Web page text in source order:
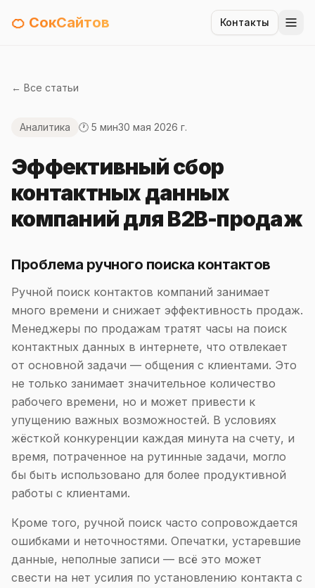
🍊 СокСайтов Контакты
← Все статьи
Аналитика 🕐 5 мин30 мая 2026 г.
Эффективный сбор
контактных данных
компаний для B2B-продаж
Проблема ручного поиска контактов
Ручной поиск контактов компаний занимает
много времени и снижает эффективность продаж.
Менеджеры по продажам тратят часы на поиск
контактных данных в интернете, что отвлекает
от основной задачи — общения с клиентами. Это
не только занимает значительное количество
рабочего времени, но и может привести к
упущению важных возможностей. В условиях
жёсткой конкуренции каждая минута на счету, и
время, потраченное на рутинные задачи, могло
бы быть использовано для более продуктивной
работы с клиентами.
Кроме того, ручной поиск часто сопровождается
ошибками и неточностями. Опечатки, устаревшие
данные, неполные записи — всё это может
свести на нет усилия по установлению контакта с